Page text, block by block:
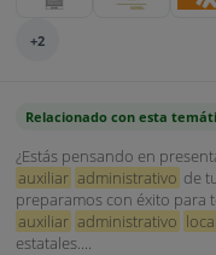
+2
Relacionado con esta
¿Estás pensando en
auxiliar administrativo de
preparamos con éxito para
auxiliar administrativo local
estatales....